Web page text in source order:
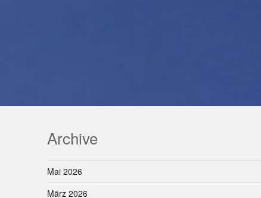
Archive
Mai 2026
März 2026